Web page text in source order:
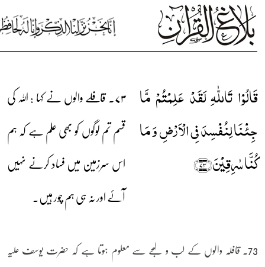
قَالُوۡا تَاللّٰہِ لَقَدۡ عَلِمۡتُمۡ مَّا
جِئۡنَا لِنُفۡسِدَ فِی الۡاَرۡضِ وَ مَا
کُنَّا سٰرِقِیۡنَ﴿۷۳﴾
۷۳۔ قافلے والوں نے کہا : اللہ کی
قسم تم لوگوں کو بھی علم ہے کہ ہم
اس سرزمین میں فساد کرنے نہیں
آئے اور نہ ہی ہم چور ہیں۔
73۔ قافلہ والوں کے لب و لہجے سے معلوم ہوتا ہے کہ حضرت یوسف علیہ